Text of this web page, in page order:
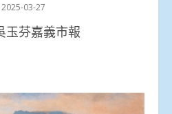
2025-03-27
玉芬嘉義市報